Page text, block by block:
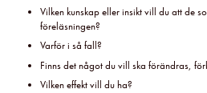
Vilken kunskap eller insikt vill du att de
föreläsningen?
Varför i så fall?
Finns det något du vill ska förändras,
Vilken effekt vill du ha?